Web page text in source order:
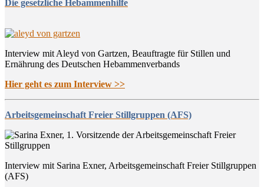
Die gesetzliche Hebammenhilfe
Interview mit Aleyd von Gartzen, Beauftragte für Stillen und
Ernährung des Deutschen Hebammenverbands
Hier geht es zum Interview >>
Arbeitsgemeinschaft Freier Stillgruppen (AFS)
Interview mit Sarina Exner, Arbeitsgemeinschaft Freier Stillgruppen
(AFS)